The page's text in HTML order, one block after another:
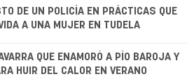
DE UN POLICÍA EN PRÁCTICAS QUE
A UNA MUJER EN TUDELA
QUE ENAMORÓ A PÍO BAROJA Y
HUIR DEL CALOR EN VERANO